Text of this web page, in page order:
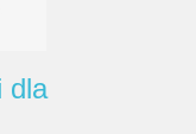
dla